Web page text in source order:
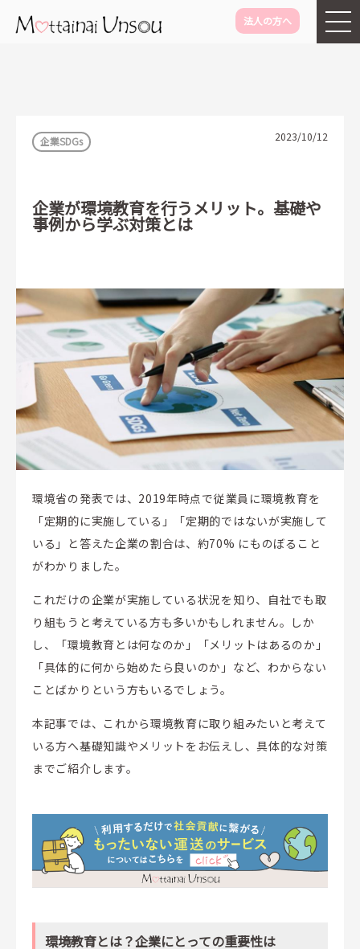
法人の方へ
企業SDGs 2023/10/12
企業が環境教育を行うメリット。基礎や
事例から学ぶ対策とは
環境省の発表では、2019年時点で従業員に環境教育を
「定期的に実施している」「定期的ではないが実施して
いる」と答えた企業の割合は、約70% にものぼること
がわかりました。
これだけの企業が実施している状況を知り、自社でも取
り組もうと考えている方も多いかもしれません。しか
し、「環境教育とは何なのか」「メリットはあるのか」
「具体的に何から始めたら良いのか」など、わからない
ことばかりという方もいるでしょう。
本記事では、これから環境教育に取り組みたいと考えて
いる方へ基礎知識やメリットをお伝えし、具体的な対策
までご紹介します。
環境教育とは？企業にとっての重要性は